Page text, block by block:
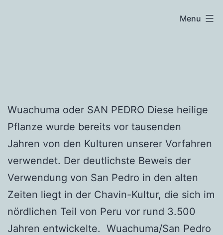
Menu
Wuachuma oder SAN PEDRO Diese heilige
Pflanze wurde bereits vor tausenden
Jahren von den Kulturen unserer Vorfahren
verwendet. Der deutlichste Beweis der
Verwendung von San Pedro in den alten
Zeiten liegt in der Chavin-Kultur, die sich im
nördlichen Teil von Peru vor rund 3.500
Jahren entwickelte. Wuachuma/San Pedro